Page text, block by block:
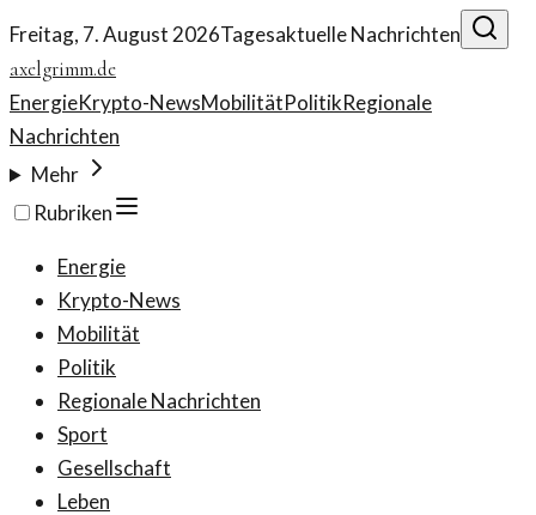
Freitag, 7. August 2026Tagesaktuelle Nachrichten
axelgrimm.de
EnergieKrypto-NewsMobilitätPolitikRegionale
Nachrichten
Mehr
Rubriken
Energie
Krypto-News
Mobilität
Politik
Regionale Nachrichten
Sport
Gesellschaft
Leben